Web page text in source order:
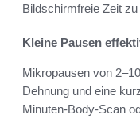
Bildschirmfreie Zeit
Kleine Pausen
Mikropausen von
Dehnung und eine
Minuten-Body-Scan